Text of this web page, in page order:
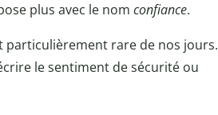
plus avec le nom confiance.
particulièrement rare de nos jours.
le sentiment de sécurité ou